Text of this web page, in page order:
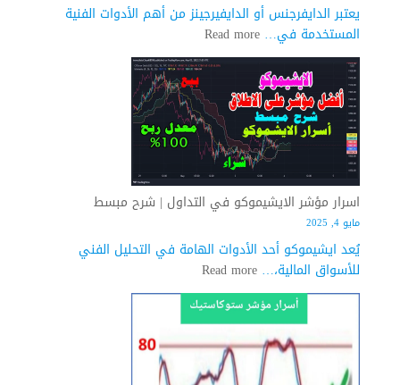
يعتبر الدايفرجنس أو الدايفيرجينز من أهم الأدوات الفنية
المستخدمة في… Read more
:
اسرار
الدايفرجنس
الايجابي
في
التداول
|
شرح
مفصل
اسرار مؤشر الايشيموكو في التداول | شرح مبسط
مايو 4, 2025
يُعد ايشيموكو أحد الأدوات الهامة في التحليل الفني
للأسواق المالية،… Read more
:
اسرار
مؤشر
الايشيموكو
في
التداول